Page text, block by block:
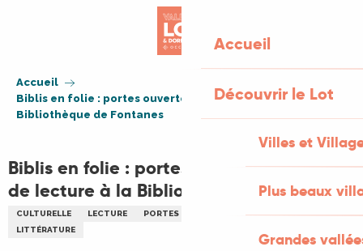
Accueil
Découvrir le Lot
Villes et
Plus beaux
Grandes
Accueil
Biblis en folie : portes ouvertes du club de lecture à la
Bibliothèque de Fontanes
Biblis en folie : portes ouvertes du club
de lecture à la Bibliothèque de Fontanes
CULTURELLE LECTURE PORTES OUVERTES
FAMILLE
LITTÉRATURE